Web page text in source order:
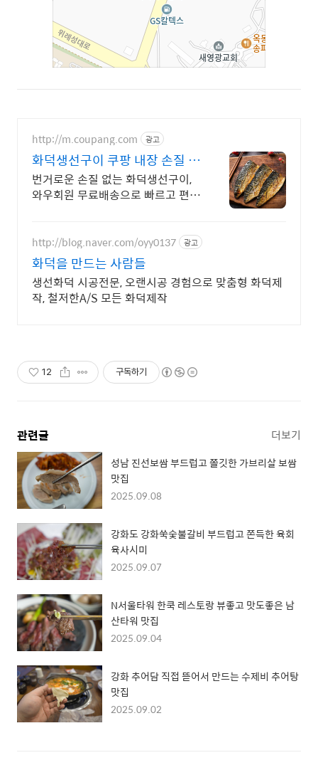
http://m.coupang.com 광고
화덕생선구이 쿠팡 내장 손질 필
요 없이 간편
번거로운 손질 없는 화덕생선구이,
와우회원 무료배송으로 빠르고 편리
세요.
http://blog.naver.com/oyy0137 광고
화덕을 만드는 사람들
생선화덕 시공전문, 오랜시공 경험으로 맞춤형 화덕제
작, 철저한A/S 모든 화덕제작
12 구독하기
관련글 더보기
성남 진선보쌈 부드럽고 쫄깃한 가브리살 보쌈
맛집
2025.09.08
강화도 강화쑥숯불갈비 부드럽고 쫀득한 육회
육사시미
2025.09.07
N서울타워 한쿡 레스토랑 뷰좋고 맛도좋은 남
산타워 맛집
2025.09.04
강화 추어담 직접 뜯어서 만드는 수제비 추어탕
맛집
2025.09.02